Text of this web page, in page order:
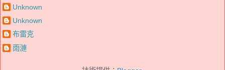
Unknown
Unknown
布雷克
雨漣